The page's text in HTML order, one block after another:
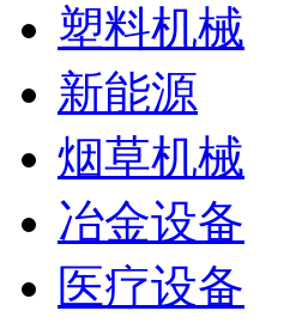
塑料机械
新能源
烟草机械
冶金设备
医疗设备